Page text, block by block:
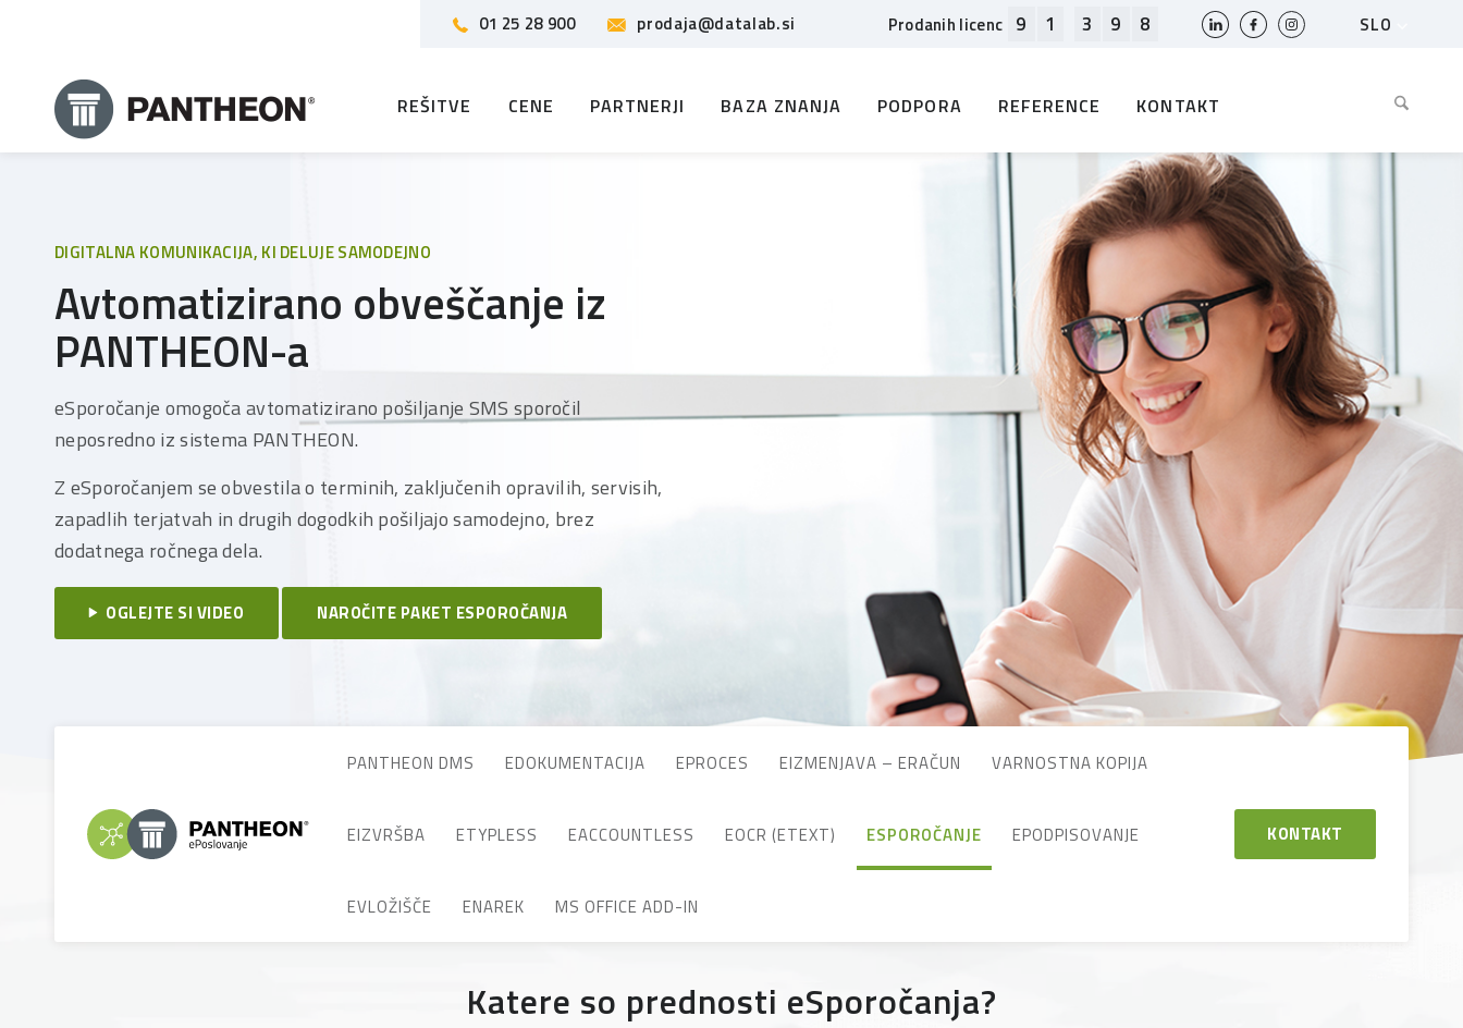
01 25 28 900 prodaja@datalab.si Prodanih licenc 9 1 3 9 8
SLO
MK
REŠITVE CENE PARTNERJI BAZA ZNANJA PODPORA REFERENCE KONTAKT
DIGITALNA KOMUNIKACIJA, KI DELUJE SAMODEJNO
Avtomatizirano obveščanje iz
PANTHEON-a
eSporočanje omogoča avtomatizirano pošiljanje SMS sporočil
neposredno iz sistema PANTHEON.
Z eSporočanjem se obvestila o terminih, zaključenih opravilih, servisih,
zapadlih terjatvah in drugih dogodkih pošiljajo samodejno, brez
dodatnega ročnega dela.
OGLEJTE SI VIDEO NAROČITE PAKET ESPOROČANJA
PANTHEON DMS EDOKUMENTACIJA EPROCES EIZMENJAVA – ERAČUN VARNOSTNA KOPIJA
EIZVRŠBA ETYPLESS EACCOUNTLESS EOCR (ETEXT) ESPOROČANJE EPODPISOVANJE
EVLOŽIŠČE ENAREK MS OFFICE ADD-IN
KONTAKT
Katere so prednosti eSporočanja?